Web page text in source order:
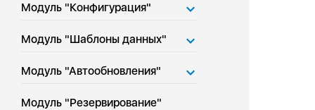
Модуль "Конфигурация"
Модуль "Шаблоны данных"
Модуль "Автообновления"
Модуль "Резервирование"